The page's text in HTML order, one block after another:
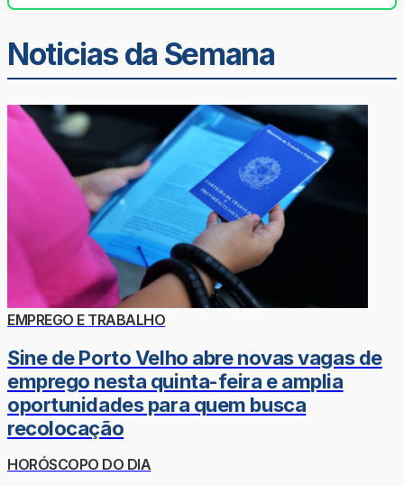
Noticias da Semana
EMPREGO E TRABALHO
Sine de Porto Velho abre novas vagas de
emprego nesta quinta-feira e amplia
oportunidades para quem busca
recolocação
HORÓSCOPO DO DIA